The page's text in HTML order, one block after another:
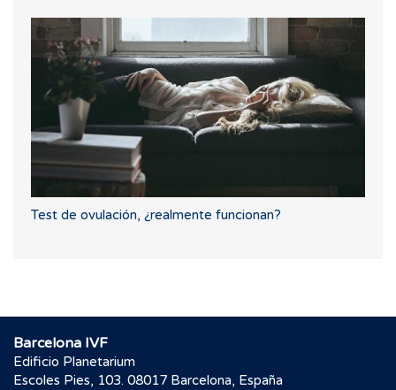
Test de ovulación, ¿realmente funcionan?
Barcelona IVF
Edificio Planetarium
Escoles Pies, 103. 08017 Barcelona, España